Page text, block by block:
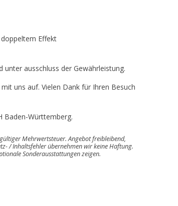
Effekt
ausschluss der Gewährleistung.
uns auf. Vielen Dank für Ihren Besuch
Baden-Württemberg.
Mehrwertsteuer. Angebot freibleibend,
/ Inhaltsfehler übernehmen wir keine Haftung.
Sonderausstattungen zeigen.